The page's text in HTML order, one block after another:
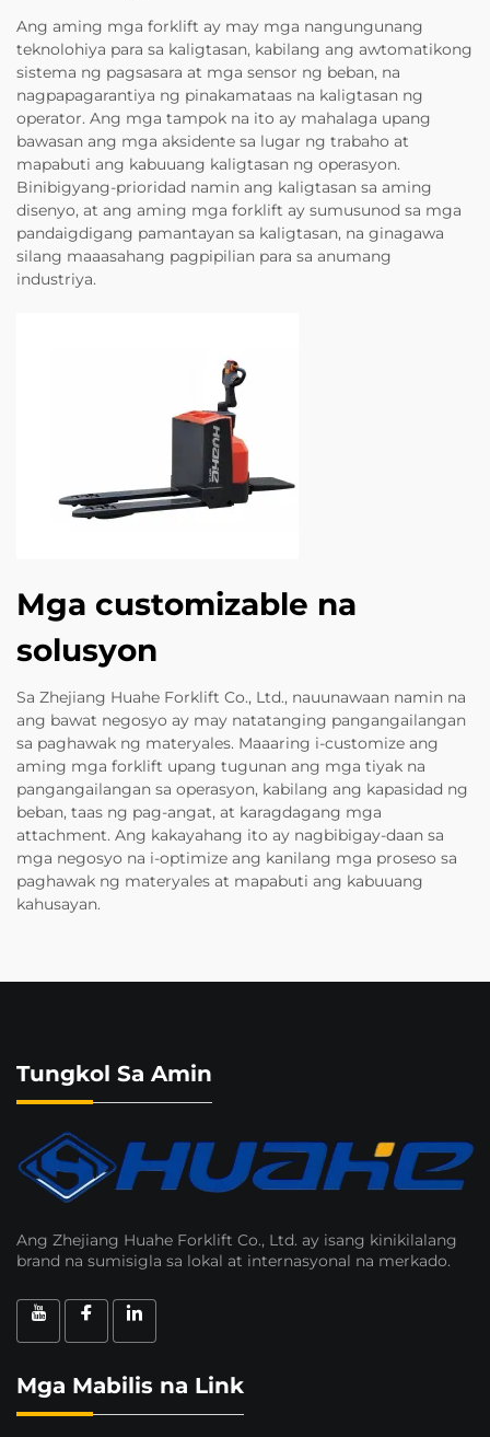
Ang aming mga forklift ay may mga nangungunang
teknolohiya para sa kaligtasan, kabilang ang awtomatikong
sistema ng pagsasara at mga sensor ng beban, na
nagpapagarantiya ng pinakamataas na kaligtasan ng
operator. Ang mga tampok na ito ay mahalaga upang
bawasan ang mga aksidente sa lugar ng trabaho at
mapabuti ang kabuuang kaligtasan ng operasyon.
Binibigyang-prioridad namin ang kaligtasan sa aming
disenyo, at ang aming mga forklift ay sumusunod sa mga
pandaigdigang pamantayan sa kaligtasan, na ginagawa
silang maaasahang pagpipilian para sa anumang
industriya.
Mga customizable na
solusyon
Sa Zhejiang Huahe Forklift Co., Ltd., nauunawaan namin na
ang bawat negosyo ay may natatanging pangangailangan
sa paghawak ng materyales. Maaaring i-customize ang
aming mga forklift upang tugunan ang mga tiyak na
pangangailangan sa operasyon, kabilang ang kapasidad ng
beban, taas ng pag-angat, at karagdagang mga
attachment. Ang kakayahang ito ay nagbibigay-daan sa
mga negosyo na i-optimize ang kanilang mga proseso sa
paghawak ng materyales at mapabuti ang kabuuang
kahusayan.
Tungkol Sa Amin
Ang Zhejiang Huahe Forklift Co., Ltd. ay isang kinikilalang
brand na sumisigla sa lokal at internasyonal na merkado.
Mga Mabilis na Link